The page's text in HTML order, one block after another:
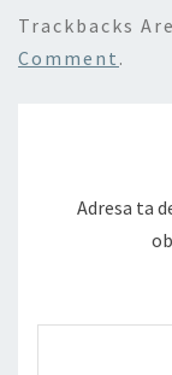
Trackbacks
Comment .
Adresa ta